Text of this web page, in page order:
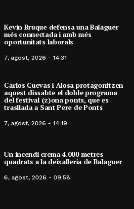
Kevin Bruque defensa una Balaguer
més connectada i amb més
oportunitats laborals
7, agost, 2026 - 14:31
Carlos Cuevas i Alosa protagonitzen
aquest dissabte el doble programa
del festival (z)ona ponts, que es
trasllada a Sant Pere de Ponts
7, agost, 2026 - 14:19
Un incendi crema 4.000 metres
quadrats a la deixalleria de Balaguer
6, agost, 2026 - 09:58